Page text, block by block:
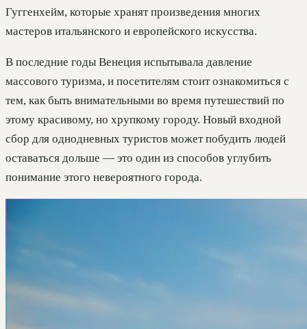
Гуггенхейм, которые хранят произведения многих
мастеров итальянского и европейского искусства.
В последние годы Венеция испытывала давление
массового туризма, и посетителям стоит ознакомиться с
тем, как быть внимательными во время путешествий по
этому красивому, но хрупкому городу. Новый входной
сбор для однодневных туристов может побудить людей
оставаться дольше — это один из способов углубить
понимание этого невероятного города.